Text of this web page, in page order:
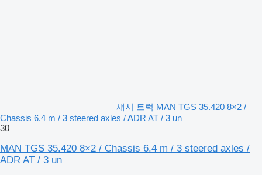
섀시 트럭 MAN TGS 35.420 8×2 /
Chassis 6.4 m / 3 steered axles / ADR AT / 3 un
30
MAN TGS 35.420 8×2 / Chassis 6.4 m / 3 steered axles /
ADR AT / 3 un